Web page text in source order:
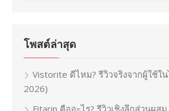
โพสต์ล่าสุด
Vistorite ดีไหม? รีวิวจริงจากผู้ใช้ใ
2026)
Fitarin คืออะไร? รีวิวเชิงลึกส่วนผส